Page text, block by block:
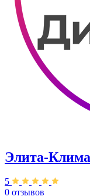
Элита-
5
0 отзывов